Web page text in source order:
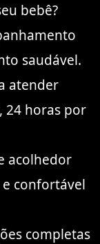
bebê?
saudável.
atender
24 horas por
acolhedor
confortável
completas